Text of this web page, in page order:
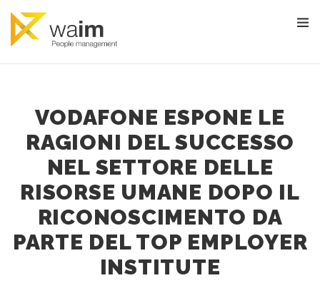
VODAFONE ESPONE LE
RAGIONI DEL SUCCESSO
NEL SETTORE DELLE
RISORSE UMANE DOPO IL
RICONOSCIMENTO DA
PARTE DEL TOP EMPLOYER
INSTITUTE